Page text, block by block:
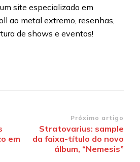
site especializado em
ao metal extremo, resenhas,
de shows e eventos!
em
Próximo artigo
Stratovarius: sample
da faixa-título do novo
álbum, “Nemesis”